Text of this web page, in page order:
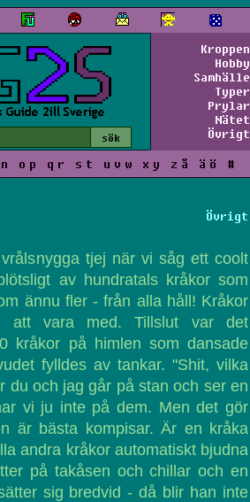
Kroppen
Hobby
Samhälle
Typer
Prylar
Nätet
Övrigt
n o p q r s t u v w x y z å ä ö #
Övrigt
tjej när vi såg ett coolt
av hundratals kråkor som
ännu fler - från alla håll! Kråkor
att vara med. Tillslut var det
kråkor på himlen som dansade
fylldes av tankar. "Shit, vilka
du och jag går på stan och ser en
vi ju inte på dem. Men det gör
är bästa kompisar. Är en kråka
andra kråkor automatiskt bjudna
på takåsen och chillar och en
sig bredvid - då blir han inte